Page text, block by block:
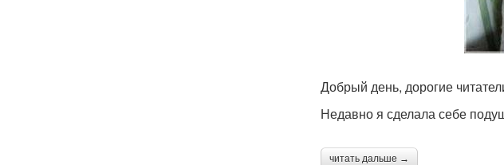
Добрый день, дорогие
Недавно я сделала себе
читать дальше →